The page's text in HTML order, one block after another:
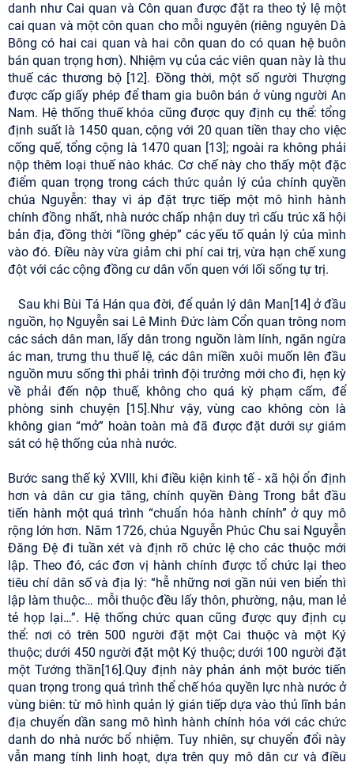
danh như Cai quan và Côn quan được đặt ra theo tỷ lệ một
cai quan và một côn quan cho mỗi nguyên (riêng nguyên Dà
Bông có hai cai quan và hai côn quan do có quan hệ buôn
bán quan trọng hơn). Nhiệm vụ của các viên quan này là thu
thuế các thương bộ [12]. Đồng thời, một số người Thượng
được cấp giấy phép để tham gia buôn bán ở vùng người An
Nam. Hệ thống thuế khóa cũng được quy định cụ thể: tổng
định suất là 1450 quan, cộng với 20 quan tiền thay cho việc
cống quế, tổng cộng là 1470 quan [13]; ngoài ra không phải
nộp thêm loại thuế nào khác. Cơ chế này cho thấy một đặc
điểm quan trọng trong cách thức quản lý của chính quyền
chúa Nguyễn: thay vì áp đặt trực tiếp một mô hình hành
chính đồng nhất, nhà nước chấp nhận duy trì cấu trúc xã hội
bản địa, đồng thời “lồng ghép” các yếu tố quản lý của mình
vào đó. Điều này vừa giảm chi phí cai trị, vừa hạn chế xung
đột với các cộng đồng cư dân vốn quen với lối sống tự trị.
Sau khi Bùi Tá Hán qua đời, để quản lý dân Man[14] ở đầu
nguồn, họ Nguyễn sai Lê Minh Đức làm Cổn quan trông nom
các sách dân man, lấy dân trong nguồn làm lính, ngăn ngừa
ác man, trưng thu thuế lệ, các dân miền xuôi muốn lên đầu
nguồn mưu sống thì phải trình đội trưởng mới cho đi, hẹn kỳ
về phải đến nộp thuế, không cho quá kỳ phạm cấm, để
phòng sinh chuyện [15].Như vậy, vùng cao không còn là
không gian “mở” hoàn toàn mà đã được đặt dưới sự giám
sát có hệ thống của nhà nước.
Bước sang thế kỷ XVIII, khi điều kiện kinh tế - xã hội ổn định
hơn và dân cư gia tăng, chính quyền Đàng Trong bắt đầu
tiến hành một quá trình “chuẩn hóa hành chính” ở quy mô
rộng lớn hơn. Năm 1726, chúa Nguyễn Phúc Chu sai Nguyễn
Đăng Đệ đi tuần xét và định rõ chức lệ cho các thuộc mới
lập. Theo đó, các đơn vị hành chính được tổ chức lại theo
tiêu chí dân số và địa lý: “hễ những nơi gần núi ven biển thì
lập làm thuộc… mỗi thuộc đều lấy thôn, phường, nậu, man lẻ
tẻ họp lại…”. Hệ thống chức quan cũng được quy định cụ
thể: nơi có trên 500 người đặt một Cai thuộc và một Ký
thuộc; dưới 450 người đặt một Ký thuộc; dưới 100 người đặt
một Tướng thần[16].Quy định này phản ánh một bước tiến
quan trọng trong quá trình thể chế hóa quyền lực nhà nước ở
vùng biên: từ mô hình quản lý gián tiếp dựa vào thủ lĩnh bản
địa chuyển dần sang mô hình hành chính hóa với các chức
danh do nhà nước bổ nhiệm. Tuy nhiên, sự chuyển đổi này
vẫn mang tính linh hoạt, dựa trên quy mô dân cư và điều